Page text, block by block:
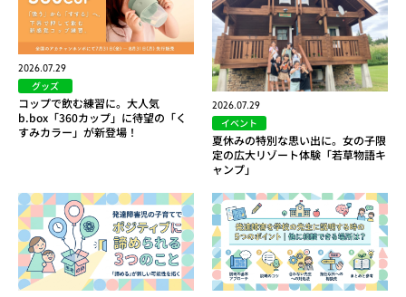
2026.07.29
グッズ
コップで飲む練習に。大人気
b.box「360カップ」に待望の「く
すみカラー」が新登場！
2026.07.29
イベント
夏休みの特別な思い出に。女の子限
定の広大リゾート体験「若草物語キ
ャンプ」